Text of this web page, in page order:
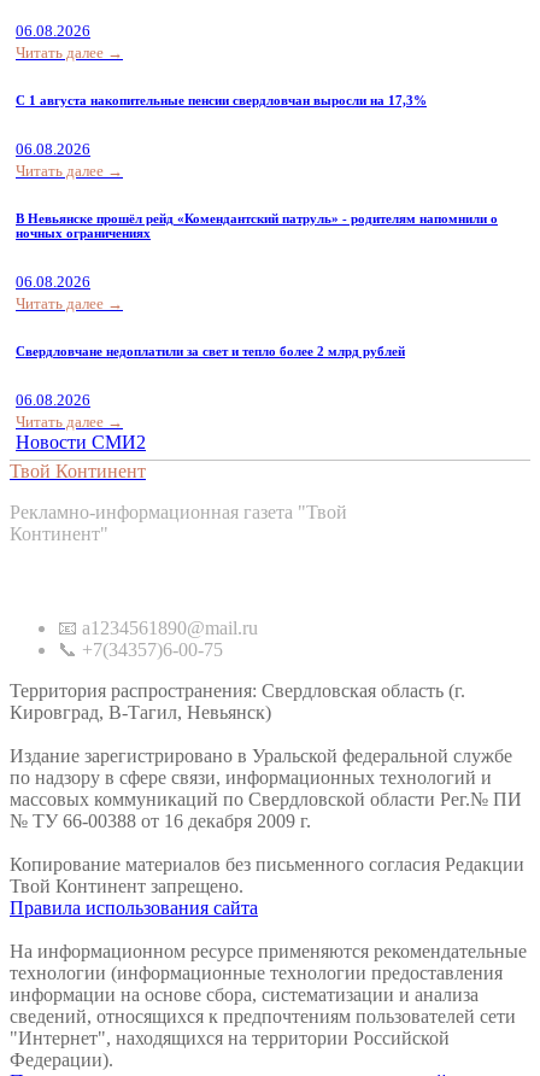
06.08.2026
Читать далее →
С 1 августа накопительные пенсии свердловчан выросли на 17,3%
06.08.2026
Читать далее →
В Невьянске прошёл рейд «Комендантский патруль» - родителям напомнили о
ночных ограничениях
06.08.2026
Читать далее →
Свердловчане недоплатили за свет и тепло более 2 млрд рублей
06.08.2026
Читать далее →
Новости СМИ2
Твой Континент
Рекламно-информационная газета "Твой
Континент"
📧 a1234561890@mail.ru
📞 +7(34357)6-00-75
Территория распространения: Свердловская область (г.
Кировград, В-Тагил, Невьянск)
Издание зарегистрировано в Уральской федеральной службе
по надзору в сфере связи, информационных технологий и
массовых коммуникаций по Свердловской области Рег.№ ПИ
№ ТУ 66-00388 от 16 декабря 2009 г.
Копирование материалов без письменного согласия Редакции
Твой Континент запрещено.
Правила использования сайта
На информационном ресурсе применяются рекомендательные
технологии (информационные технологии предоставления
информации на основе сбора, систематизации и анализа
сведений, относящихся к предпочтениям пользователей сети
"Интернет", находящихся на территории Российской
Федерации).